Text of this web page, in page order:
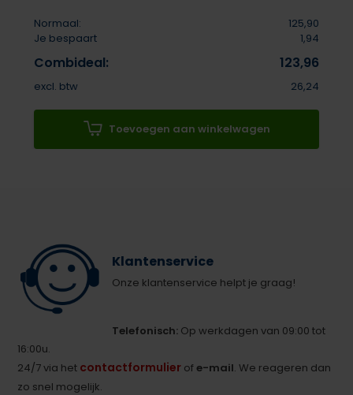
Normaal:
125,90
Je bespaart
1,94
Combideal: 123,96
excl. btw 26,24
Toevoegen aan winkelwagen
Klantenservice
Onze klantenservice helpt je graag!
Telefonisch: Op werkdagen van 09:00 tot
16:00u.
24/7 via het contactformulier ofe-mail. We reageren dan
zo snel mogelijk.